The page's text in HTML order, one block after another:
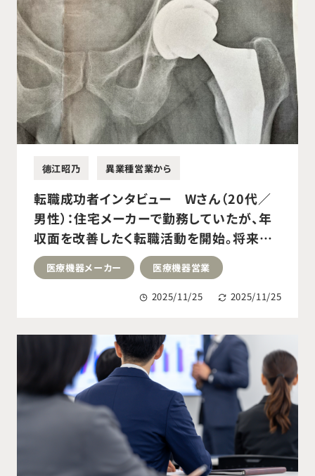
德江昭乃 異業種営業から
転職成功者インタビュー Wさん（20代／
男性）：住宅メーカーで勤務していたが、年
収面を改善したく転職活動を開始。将来性
や自己成長が見込める医療機器メーカーへ
転職成功。
医療機器メーカー 医療機器営業
2025/11/25 2025/11/25